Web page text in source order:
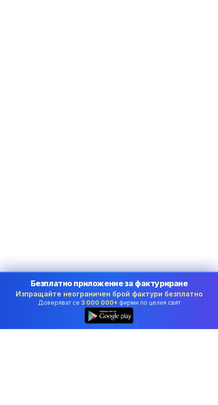
Безплатно приложение за фактуриране
Изпращайте неограничен брой фактури безплатно
Доверяват се 3 000 000+ фирми по целия свят
👆